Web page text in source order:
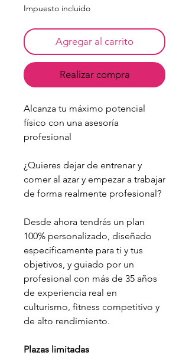
Impuesto incluido
Agregar al carrito
Realizar compra
Alcanza tu máximo potencial
físico con una asesoría
profesional
¿Quieres dejar de entrenar y
comer al azar y empezar a trabajar
de forma realmente profesional?
Desde ahora tendrás un plan
100% personalizado, diseñado
específicamente para ti y tus
objetivos, y guiado por un
profesional con más de 35 años
de experiencia real en
culturismo, fitness competitivo y
de alto rendimiento.
Plazas limitadas